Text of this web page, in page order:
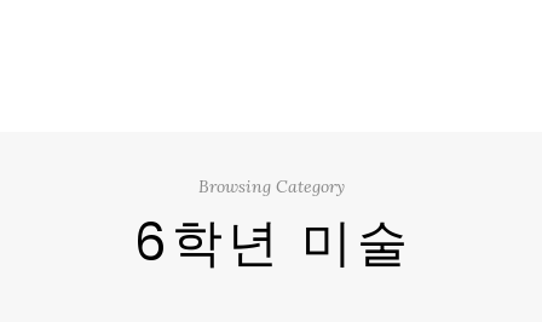
Browsing Category
6학년 미술